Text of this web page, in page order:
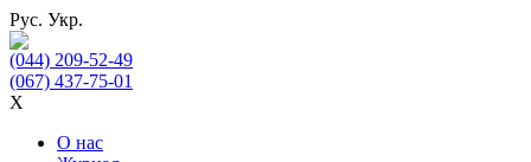
Рус. Укр.
(044) 209-52-49
(067) 437-75-01
X
О нас